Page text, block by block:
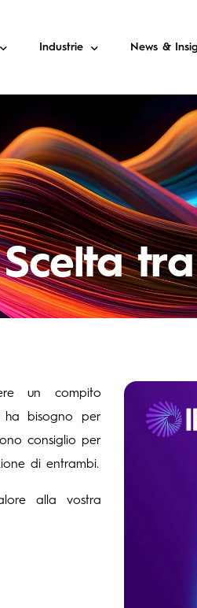
Servizi
Asset Management (EAM)
Planning (ERP)
Industrie
Aerospaziale e Difesa
Costruzione, Ingegneria e
Energia e Utilities
Industria dei Servizi
Manifattura
Telecomunicazioni
News &
Novità e
un compito
ha bisogno per
consiglio per
di entrambi.
alla vostra